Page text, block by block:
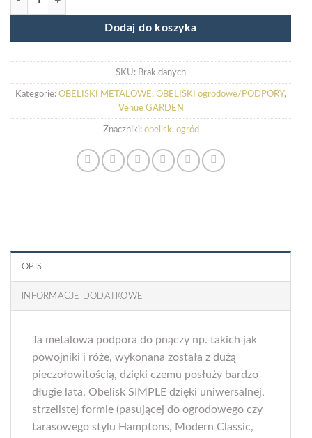
Dodaj do koszyka
SKU: Brak danych
Kategorie: OBELISKI METALOWE, OBELISKI ogrodowe/PODPORY,
Venue GARDEN
Znaczniki: obelisk, ogród
OPIS
INFORMACJE DODATKOWE
Ta metalowa podpora do pnączy np. takich jak
powojniki i róże, wykonana została z dużą
pieczołowitością, dzięki czemu posłuży bardzo
długie lata. Obelisk SIMPLE dzięki uniwersalnej,
strzelistej formie (pasującej do ogrodowego czy
tarasowego stylu Hamptons, Modern Classic,